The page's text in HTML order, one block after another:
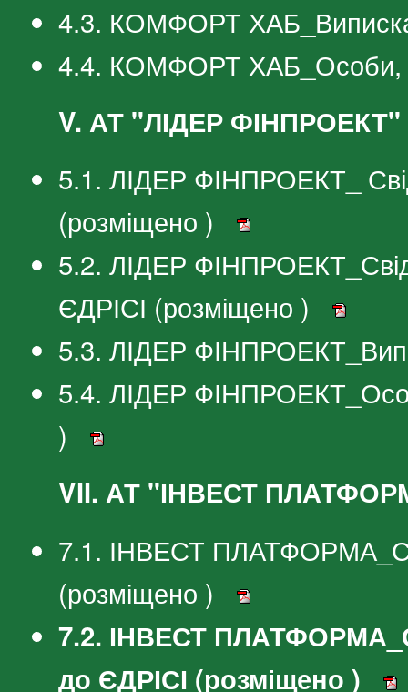
4.3. КОМФОРТ
4.4. КОМФОРТ ХАБ_Особи,
V. АТ "ЛІДЕР ФІНПРОЕКТ"
5.1. ЛІДЕР ФІНПРОЕКТ_
(розміщено )
5.2. ЛІДЕР
ЄДРІСІ (розміщено )
5.3. ЛІДЕР
5.4. ЛІДЕР
)
VII. АТ "ІНВЕСТ
7.1. ІНВЕСТ
(розміщено )
7.2. ІНВЕСТ
до ЄДРІСІ (розміщено )